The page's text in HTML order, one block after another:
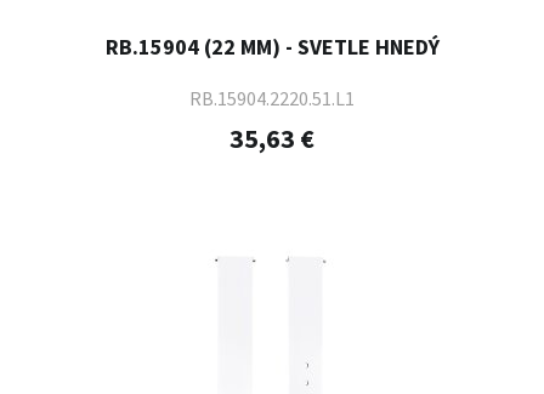
RB.15904 (22 MM) - SVETLE HNEDÝ
RB.15904.2220.51.L1
35,63 €